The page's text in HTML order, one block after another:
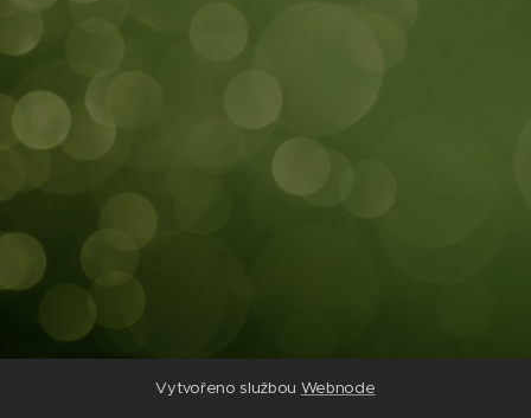
Vytvořeno službou Webnode